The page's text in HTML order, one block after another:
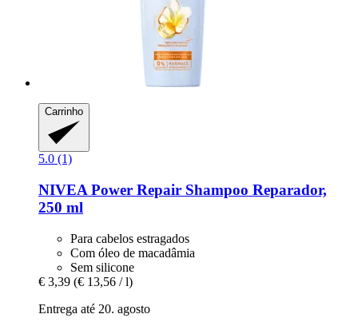
Carrinho
5.0 (1)
NIVEA Power Repair Shampoo Reparador,
250 ml
Para cabelos estragados
Com óleo de macadâmia
Sem silicone
€ 3,39 (€ 13,56 / l)
Entrega até 20. agosto